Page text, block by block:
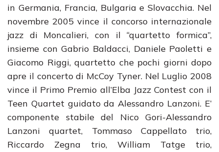
in Germania, Francia, Bulgaria e Slovacchia. Nel
novembre 2005 vince il concorso internazionale
jazz di Moncalieri, con il “quartetto formica”,
insieme con Gabrio Baldacci, Daniele Paoletti e
Giacomo Riggi, quartetto che pochi giorni dopo
apre il concerto di McCoy Tyner. Nel Luglio 2008
vince il Primo Premio all’Elba Jazz Contest con il
Teen Quartet guidato da Alessandro Lanzoni. E’
componente stabile del Nico Gori-Alessandro
Lanzoni quartet, Tommaso Cappellato trio,
Riccardo Zegna trio, William Tatge trio,